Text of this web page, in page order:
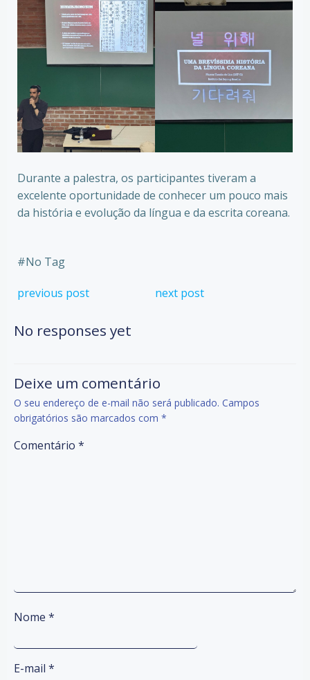
Durante a palestra, os participantes tiveram a
excelente oportunidade de conhecer um pouco mais
da história e evolução da língua e da escrita coreana.
#No Tag
Post
navigation
previous post
Post
next post
No responses yet
Deixe um comentário
O seu endereço de e-mail não será publicado. Campos
obrigatórios são marcados com *
Comentário *
Nome *
E-mail *